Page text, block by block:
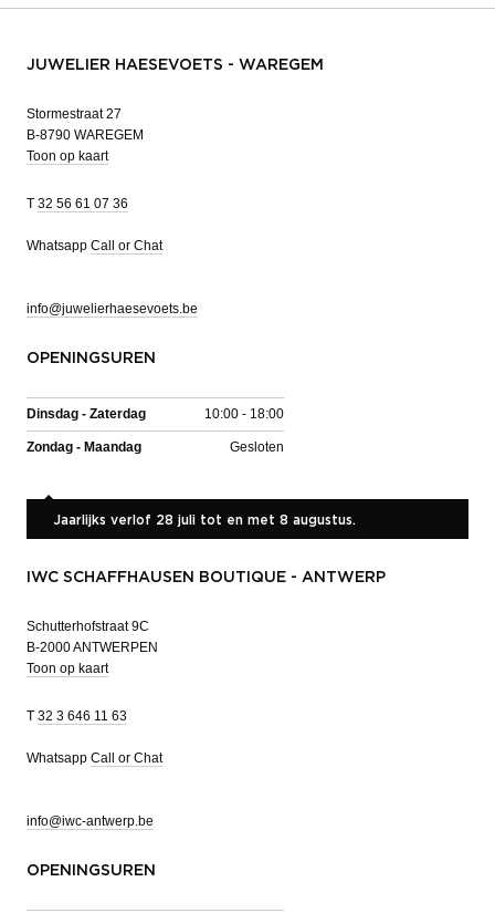
JUWELIER HAESEVOETS - WAREGEM
Stormestraat 27
B-8790 WAREGEM
Toon op kaart
T 32 56 61 07 36
Whatsapp Call or Chat
info@juwelierhaesevoets.be
OPENINGSUREN
Dinsdag - Zaterdag 10:00 - 18:00
Zondag - Maandag Gesloten
Jaarlijks verlof 28 juli tot en met 8 augustus.
IWC SCHAFFHAUSEN BOUTIQUE - ANTWERP
Schutterhofstraat 9C
B-2000 ANTWERPEN
Toon op kaart
T 32 3 646 11 63
Whatsapp Call or Chat
info@iwc-antwerp.be
OPENINGSUREN